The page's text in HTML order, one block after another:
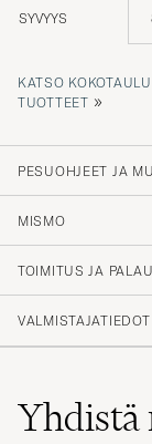
SYVYYS
KATSO
TUOTTEET »
PESUOHJEET JA
MISMO
TOIMITUS JA
VALMISTAJATIEDOT
Yhdistä